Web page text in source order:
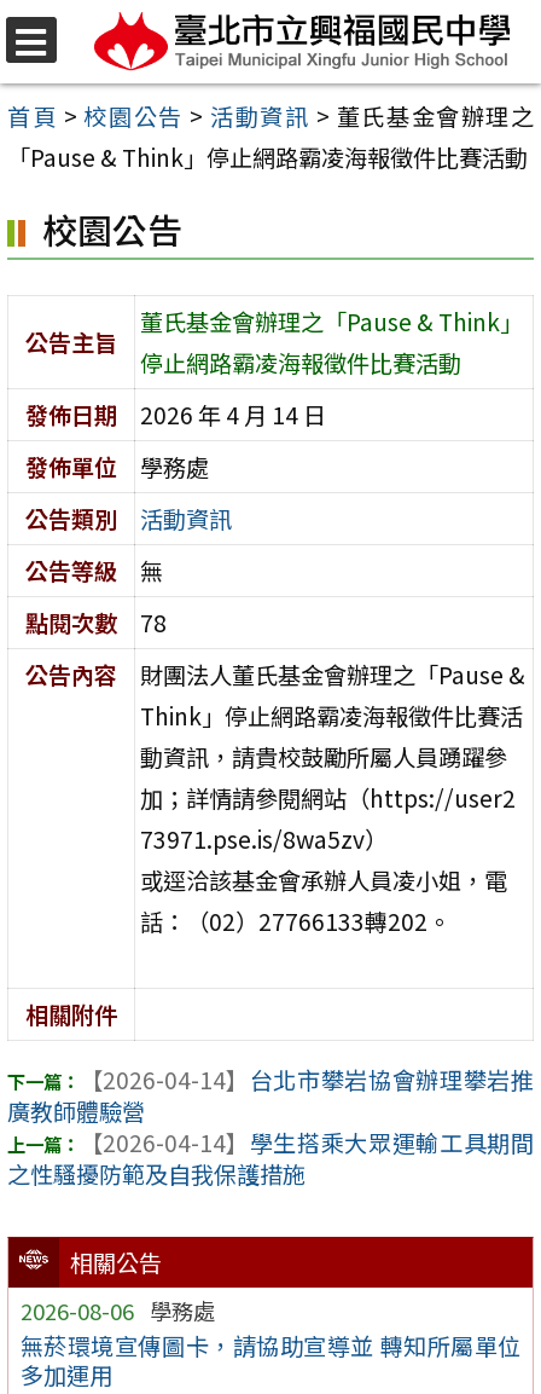
選
單
跳
至
主
容
區
首頁 >校園公告 > 活動資訊 > 董氏基金會辦理之
「Pause & Think」停止網路霸凌海報徵件比賽活動
相關公告
2026-08-06 學務處
無菸環境宣傳圖卡，請協助宣導並 轉知所屬單位
多加運用
校園公告
公告主旨
董氏基金會辦理之「Pause & Think」
停止網路霸凌海報徵件比賽活動
發佈日期
2026 年 4 月 14 日
發佈單位
學務處
公告類別
活動資訊
公告等級
無
點閱次數
78
公告內容
財團法人董氏基金會辦理之「Pause &
Think」停止網路霸凌海報徵件比賽活
動資訊，請貴校鼓勵所屬人員踴躍參
加；詳情請參閱網站（https://user2
73971.pse.is/8wa5zv）
或逕洽該基金會承辦人員凌小姐，電
話：（02）27766133轉202。
相關附件
【2026-04-14】 台北市攀岩協會辦理攀岩推
廣教師體驗營
【2026-04-14】 學生搭乘大眾運輸工具期間
之性騷擾防範及自我保護措施